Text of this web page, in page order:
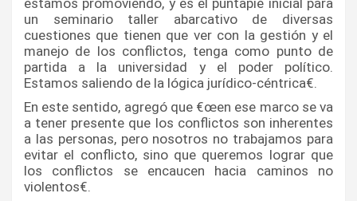
un seminario taller abarcativo de diversas
cuestiones que tienen que ver con la gestión y el
manejo de los conflictos, tenga como punto de
partida a la universidad y el poder polí­tico.
Estamos saliendo de la lógica jurí­dico-céntrica€.
En este sentido, agregó que €œen ese marco se va
a tener presente que los conflictos son inherentes
a las personas, pero nosotros no trabajamos para
evitar el conflicto, sino que queremos lograr que
los conflictos se encaucen hacia caminos no
violentos€.